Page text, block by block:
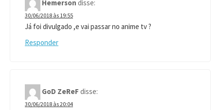
Hemerson disse:
30/06/2018 às 19:55
Já foi divulgado ,e vai passar no anime tv ?
Responder
GoD ZeReF disse:
30/06/2018 às 20:04